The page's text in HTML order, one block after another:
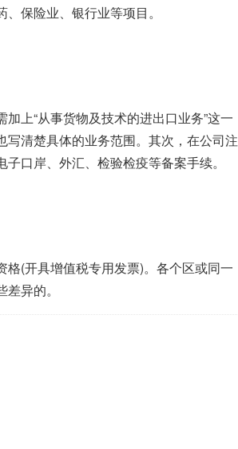
保险业、银行业等项目。
上“从事货物及技术的进出口业务”这一
清楚具体的业务范围。其次，在公司注
口岸、外汇、检验检疫等备案手续。
(开具增值税专用发票)。各个区或同一
异的。